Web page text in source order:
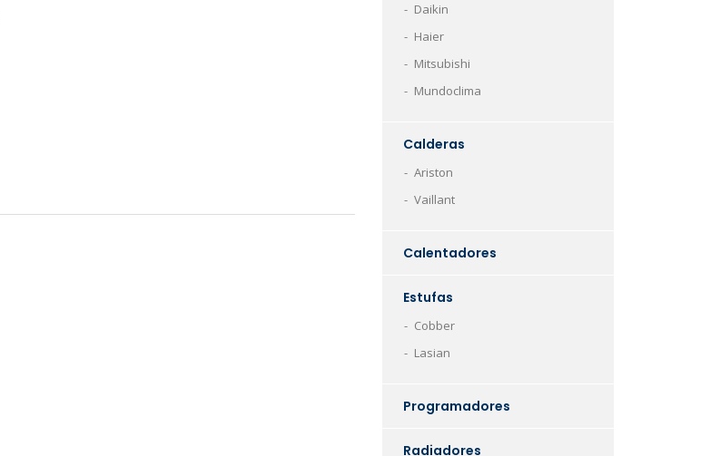
Daikin
Haier
Mitsubishi
Mundoclima
Calderas
Ariston
Vaillant
Calentadores
Estufas
Cobber
Lasian
Programadores
Radiadores